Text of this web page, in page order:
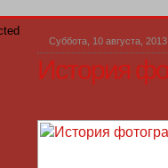
Суббота, 10 августа, 2013
История